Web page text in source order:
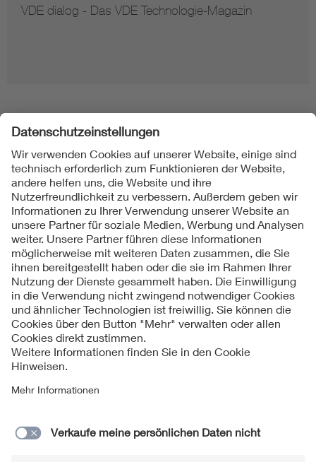
VDE dialog - Das VDE Technologie-Magazin
Folgen Sie uns
Kontakte
Service
Impressum
Datenschutzinformationen
Cookie Hinweise
Lieferantenportal